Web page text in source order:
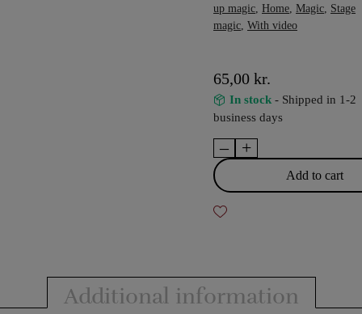
up magic Home Magic Stage
magic With video
65,00 kr.
In stock- Shipped in 1-2
business days
–
Bicycle
-
Emoji
Playing
+
Add to cart
Additional information